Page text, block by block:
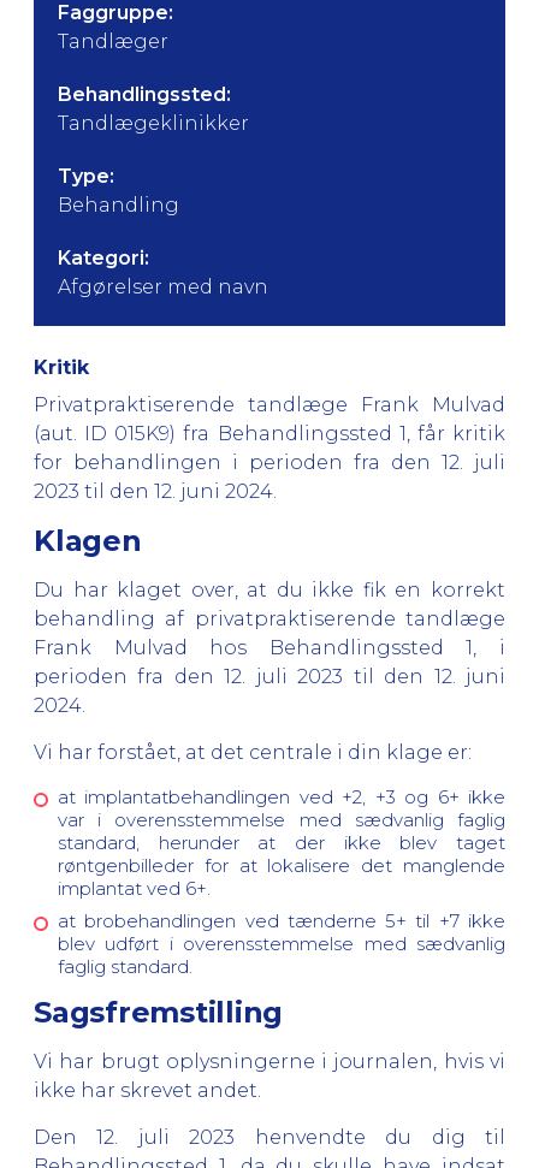
Faggruppe:
Tandlæger
Behandlingssted:
Tandlægeklinikker
Type:
Behandling
Kategori:
Afgørelser med navn
Kritik
Privatpraktiserende tandlæge Frank Mulvad
(aut. ID 015K9) fra Behandlingssted 1, får kritik
for behandlingen i perioden fra den 12. juli
2023 til den 12. juni 2024.
Klagen
Du har klaget over, at du ikke fik en korrekt
behandling af privatpraktiserende tandlæge
Frank Mulvad hos Behandlingssted 1, i
perioden fra den 12. juli 2023 til den 12. juni
2024.
Vi har forstået, at det centrale i din klage er:
at implantatbehandlingen ved +2, +3 og 6+ ikke
var i overensstemmelse med sædvanlig faglig
standard, herunder at der ikke blev taget
røntgenbilleder for at lokalisere det manglende
implantat ved 6+.
at brobehandlingen ved tænderne 5+ til +7 ikke
blev udført i overensstemmelse med sædvanlig
faglig standard.
Sagsfremstilling
Vi har brugt oplysningerne i journalen, hvis vi
ikke har skrevet andet.
Den 12. juli 2023 henvendte du dig til